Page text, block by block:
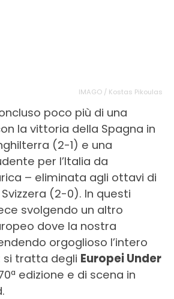
IMAGO / Kostas Pikoulas
poco più di una
la vittoria della Spagna in
(2-1) e una
per l’Italia da
– eliminata agli ottavi di
(2-0). In questi
svolgendo un altro
dove la nostra
orgoglioso l’intero
si tratta degli Europei Under
edizione e di scena in